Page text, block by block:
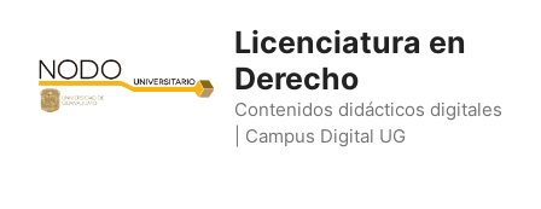
contenido
Licenciatura en
Derecho
Contenidos didácticos digitales
| Campus Digital UG